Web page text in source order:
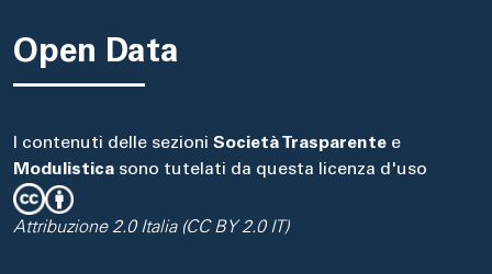
Open Data
I contenuti delle sezioni Società Trasparente e
Modulistica sono tutelati da questa licenza d'uso
Attribuzione 2.0 Italia (CC BY 2.0 IT)